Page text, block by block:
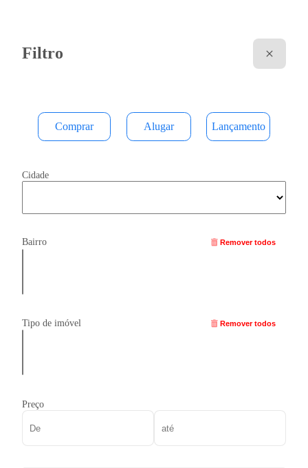
Filtro
Comprar Alugar Lançamento
Cidade
Bairro Remover todos
Tipo de imóvel Remover todos
Preço